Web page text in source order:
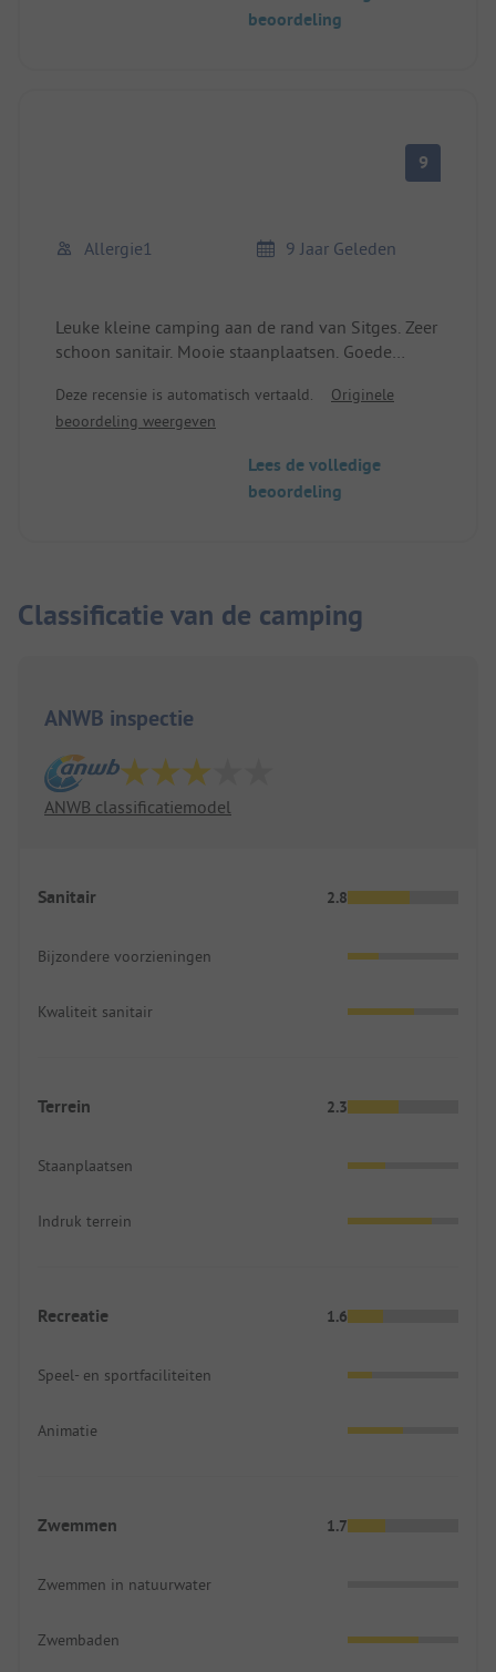
Kortom, een plek die niets te wensen overlaat. Wij
beoordeling
9
Allergie1 9 Jaar Geleden
Leuke kleine camping aan de rand van Sitges. Zeer
schoon sanitair. Mooie staanplaatsen. Goede
Deze recensie is automatisch vertaald.
Originele
beoordeling weergeven
Lees de volledige
beoordeling
Classificatie van de camping
ANWB inspectie
ANWB classificatiemodel
Sanitair 2.8
Bijzondere voorzieningen
Kwaliteit sanitair
Terrein 2.3
Staanplaatsen
Indruk terrein
Recreatie 1.6
Speel- en sportfaciliteiten
Animatie
Zwemmen 1.7
Zwemmen in natuurwater
Zwembaden